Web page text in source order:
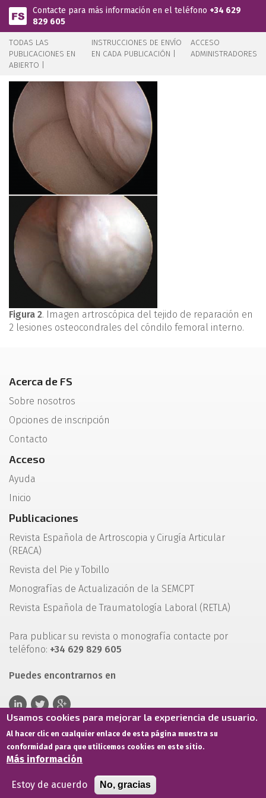
Pasar al contenido principal
Contacte para más información en el teléfono +34 629
829 605
TODAS LAS
PUBLICACIONES EN
ABIERTO |
INSTRUCCIONES DE ENVÍO
EN CADA PUBLICACIÓN |
ACCESO
ADMINISTRADORES
Figura 2. Imagen artroscópica del tejido de reparación en
2 lesiones osteocondrales del cóndilo femoral interno.
Acerca de FS
Sobre nosotros
Opciones de inscripción
Contacto
Acceso
Ayuda
Inicio
Publicaciones
Revista Española de Artroscopia y Cirugía Articular
(REACA)
Revista del Pie y Tobillo
Monografías de Actualización de la SEMCPT
Revista Española de Traumatología Laboral (RETLA)
Para publicar su revista o monografía contacte por
teléfono: +34 629 829 605
Puedes encontrarnos en
Términos de servicio Política de privacidad
Usamos cookies para mejorar la experiencia de usuario.
Al hacer clic en cualquier enlace de esta página muestra su
conformidad para que utilicemos cookies en este sitio.
Más información
Estoy de acuerdo No, gracias